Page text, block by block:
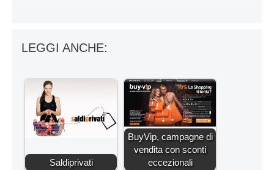
LEGGI ANCHE:
Saldiprivati
BuyVip, campagne di
vendita con sconti
eccezionali